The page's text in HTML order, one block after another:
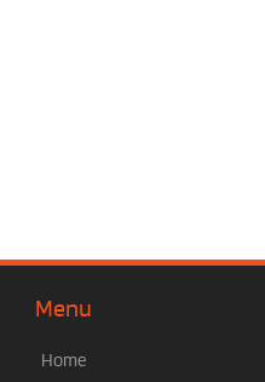
Menu
Home